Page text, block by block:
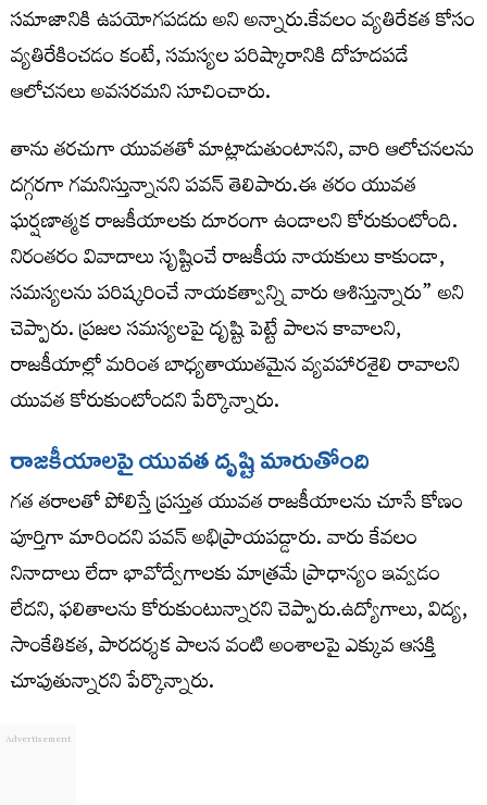
సమాజానికి ఉపయోగపడదు అని అన్నారు.కేవలం వ్యతిరేకత కోసం
వ్యతిరేకించడం కంటే, సమస్యల పరిష్కారానికి దోహదపడే
ఆలోచనలు అవసరమని సూచించారు.
తాను తరచుగా యువతతో మాట్లాడుతుంటానని, వారి ఆలోచనలను
దగ్గరగా గమనిస్తున్నానని పవన్ తెలిపారు.ఈ తరం యువత
ఘర్షణాత్మక రాజకీయాలకు దూరంగా ఉండాలని కోరుకుంటోంది.
నిరంతరం వివాదాలు సృష్టించే రాజకీయ నాయకులు కాకుండా,
సమస్యలను పరిష్కరించే నాయకత్వాన్ని వారు ఆశిస్తున్నారు” అని
చెప్పారు. ప్రజల సమస్యలపై దృష్టి పెట్టే పాలన కావాలని,
రాజకీయాల్లో మరింత బాధ్యతాయుతమైన వ్యవహారశైలి రావాలని
యువత కోరుకుంటోందని పేర్కొన్నారు.
రాజకీయాలపై యువత దృష్టి మారుతోంది
గత తరాలతో పోలిస్తే ప్రస్తుత యువత రాజకీయాలను చూసే కోణం
పూర్తిగా మారిందని పవన్ అభిప్రాయపడ్డారు. వారు కేవలం
నినాదాలు లేదా భావోద్వేగాలకు మాత్రమే ప్రాధాన్యం ఇవ్వడం
లేదని, ఫలితాలను కోరుకుంటున్నారని చెప్పారు.ఉద్యోగాలు, విద్య,
సాంకేతికత, పారదర్శక పాలన వంటి అంశాలపై ఎక్కువ ఆసక్తి
చూపుతున్నారని పేర్కొన్నారు.